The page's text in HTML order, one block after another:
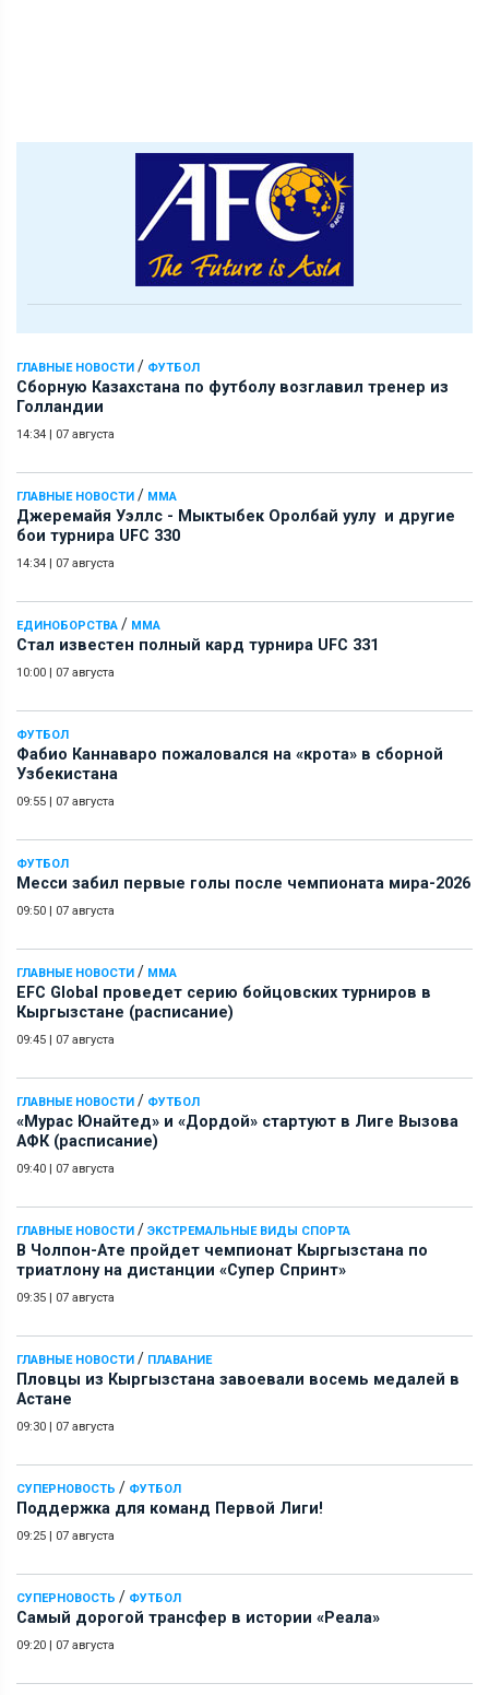
ГЛАВНЫЕ НОВОСТИ / ФУТБОЛ
Сборную Казахстана по футболу возглавил тренер из
Голландии
14:34 | 07 августа
ГЛАВНЫЕ НОВОСТИ / ММА
Джеремайя Уэллс - Мыктыбек Оролбай уулу и другие
бои турнира UFC 330
14:34 | 07 августа
ЕДИНОБОРСТВА / ММА
Стал известен полный кард турнира UFC 331
10:00 | 07 августа
ФУТБОЛ
Фабио Каннаваро пожаловался на «крота» в сборной
Узбекистана
09:55 | 07 августа
ФУТБОЛ
Месси забил первые голы после чемпионата мира-2026
09:50 | 07 августа
ГЛАВНЫЕ НОВОСТИ / ММА
EFC Global проведет серию бойцовских турниров в
Кыргызстане (расписание)
09:45 | 07 августа
ГЛАВНЫЕ НОВОСТИ / ФУТБОЛ
«Мурас Юнайтед» и «Дордой» стартуют в Лиге Вызова
АФК (расписание)
09:40 | 07 августа
ГЛАВНЫЕ НОВОСТИ / ЭКСТРЕМАЛЬНЫЕ ВИДЫ СПОРТА
В Чолпон-Ате пройдет чемпионат Кыргызстана по
триатлону на дистанции «Супер Спринт»
09:35 | 07 августа
ГЛАВНЫЕ НОВОСТИ / ПЛАВАНИЕ
Пловцы из Кыргызстана завоевали восемь медалей в
Астане
09:30 | 07 августа
СУПЕРНОВОСТЬ / ФУТБОЛ
Поддержка для команд Первой Лиги!
09:25 | 07 августа
СУПЕРНОВОСТЬ / ФУТБОЛ
Самый дорогой трансфер в истории «Реала»
09:20 | 07 августа